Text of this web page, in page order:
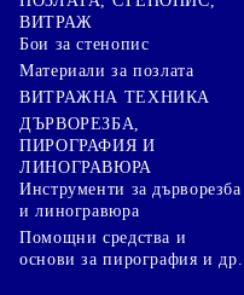
ВИТРАЖ
Бои за стенопис
Материали за позлата
ВИТРАЖНА ТЕХНИКА
ДЪРВОРЕЗБА,
ПИРОГРАФИЯ И
ЛИНОГРАВЮРА
Инструменти за дърворезба
и линогравюра
Помощни средства и
основи за пирография и др.